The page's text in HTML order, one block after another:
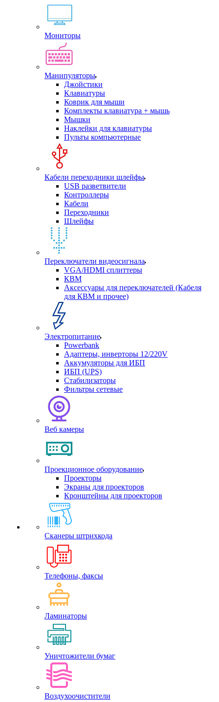
Мониторы
Манипуляторы
Джойстики
Клавиатуры
Коврик для мыши
Комплекты клавиатура + мышь
Мышки
Наклейки для клавиатуры
Пульты компьютерные
Кабели переходники шлейфы
USB разветвители
Контроллеры
Кабели
Переходники
Шлейфы
Переключатели видеосигнала
VGA/HDMI сплиттеры
КВМ
Аксессуары для переключателей (Кабеля
для КВМ и прочее)
Электропитание
Powerbank
Адаптеры, инверторы 12/220V
Аккумуляторы для ИБП
ИБП (UPS)
Стабилизаторы
Фильтры сетевые
Веб камеры
Проекционное оборудование
Проекторы
Экраны для проекторов
Кронштейны для проекторов
Сканеры штрихкода
Телефоны, факсы
Ламинаторы
Уничтожители бумаг
Воздухоочистители